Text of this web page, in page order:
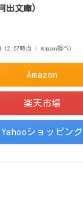
出文庫)
12:57時点 | Amazon調べ）
Amazon
楽天市場
Yahooショッピング